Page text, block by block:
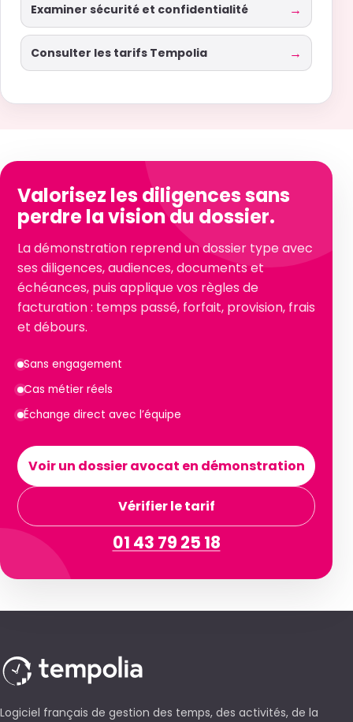
Examiner sécurité et confidentialité
Consulter les tarifs Tempolia
Valorisez les diligences sans
perdre la vision du dossier.
La démonstration reprend un dossier type avec
ses diligences, audiences, documents et
échéances, puis applique vos règles de
facturation : temps passé, forfait, provision, frais
et débours.
Sans engagement
Cas métier réels
Échange direct avec l’équipe
Voir un dossier avocat en démonstration
Vérifier le tarif
01 43 79 25 18
Logiciel français de gestion des temps, des activités, de la